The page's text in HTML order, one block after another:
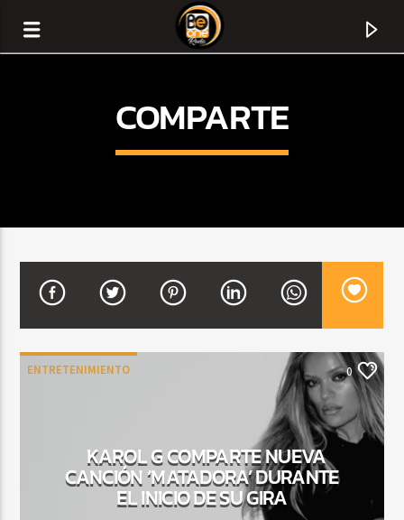
TITLE
CURRENT SHOW
DJ MIX
2:00 AM
COMPARTE
ENTRETENIMIENTO 0
KAROL G COMPARTE NUEVA
CANCIÓN ‘MATADORA’ DURANTE
EL INICIO DE SU GIRA